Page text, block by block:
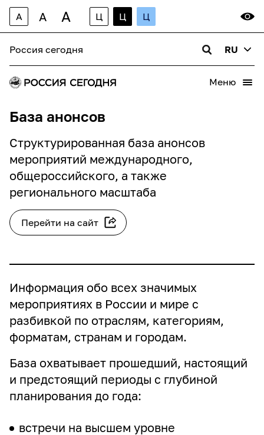
Фамилия(обязательно)
Название организации(обязательно)
Email организации(обязательно)
Телефон
Откуда Вы узнали о нас?(обязательно)
A A A Ц Ц Ц
Россия сегодня RU
Меню
База анонсов
Структурированная база анонсов
мероприятий международного,
общероссийского, а также
регионального масштаба
Перейти на сайт
Информация обо всех значимых
мероприятиях в России и мире с
разбивкой по отраслям, категориям,
форматам, странам и городам.
База охватывает прошедший, настоящий
и предстоящий периоды с глубиной
планирования до года:
встречи на высшем уровне